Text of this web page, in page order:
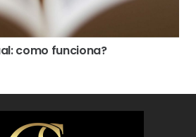
como funciona?